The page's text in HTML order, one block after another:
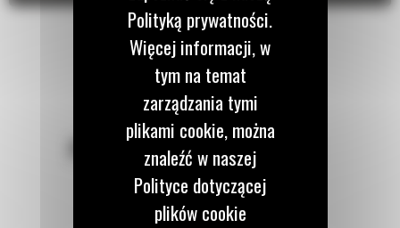
POZOSTAŃMY W KONTAKCIE
Polityką prywatności.
Więcej informacji, w
tym na temat
zarządzania tymi
plikami cookie, można
znaleźć w naszej
Polityce dotyczącej
plików cookie